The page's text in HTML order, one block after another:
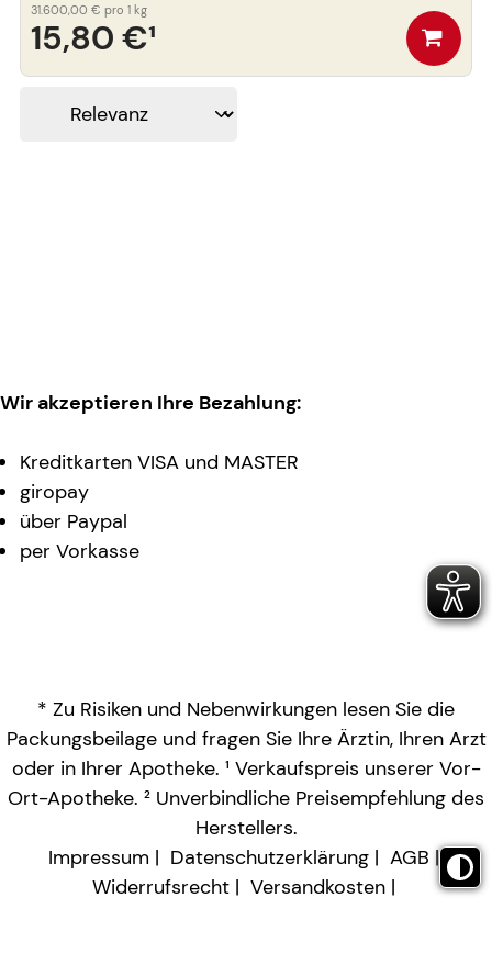
15,80 €¹
31.600,00 € pro 1 kg
Wir akzeptieren Ihre Bezahlung:
Kreditkarten VISA und MASTER
giropay
über Paypal
per Vorkasse
* Zu Risiken und Nebenwirkungen lesen Sie die
Packungsbeilage und fragen Sie Ihre Ärztin, Ihren Arzt
oder in Ihrer Apotheke. ¹ Verkaufspreis unserer Vor-
Ort-Apotheke. ² Unverbindliche Preisempfehlung des
Herstellers.
Impressum
Datenschutzerklärung
AGB
Widerrufsrecht
Versandkosten